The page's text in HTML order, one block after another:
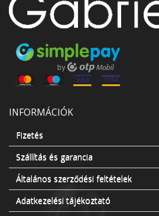
INFORMÁCIÓK
Fizetés
Szállítás és garancia
Általános szerződési feltételek
Adatkezelési tájékoztató